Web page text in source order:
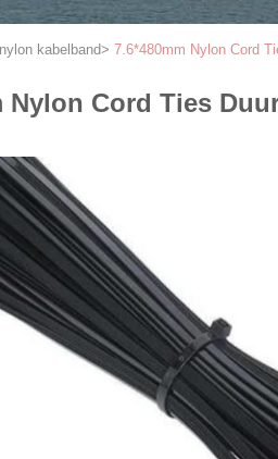
nylon kabelband> 7.6*480mm Nylon Cord
Nylon Cord Ties